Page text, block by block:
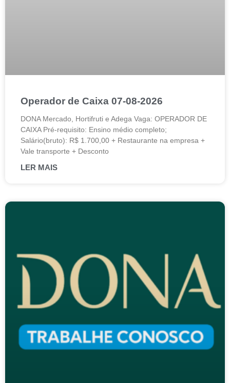
Operador de Caixa 07-08-2026
DONA Mercado, Hortifruti e Adega Vaga: OPERADOR DE
CAIXA Pré-requisito: Ensino médio completo;
Salário(bruto): R$ 1.700,00 + Restaurante na empresa +
Vale transporte + Desconto
LER MAIS